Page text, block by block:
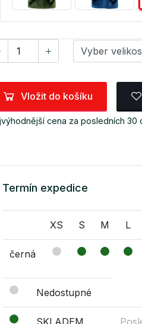
Vložit do košíku
cena za posledních 30
Termín expedice
XS S M L
černá
Nedostupné
SKLADEM